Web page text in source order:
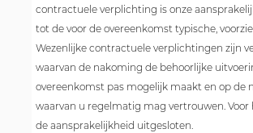
contractuele verplichting is onze
tot de voor de overeenkomst typische,
Wezenlijke contractuele verplichtingen zijn
waarvan de nakoming de behoorlijke
overeenkomst pas mogelijk maakt en op de
waarvan u regelmatig mag vertrouwen. Voor
de aansprakelijkheid uitgesloten.